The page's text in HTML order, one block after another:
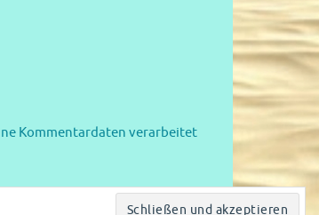
Kommentardaten verarbeitet